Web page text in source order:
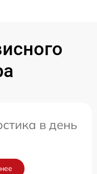
в день